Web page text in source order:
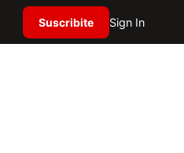
Suscribite Sign In